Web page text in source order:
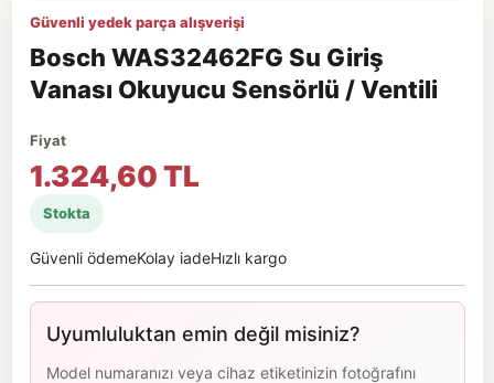
Güvenli yedek parça alışverişi
Bosch WAS32462FG Su Giriş
Vanası Okuyucu Sensörlü / Ventili
Fiyat
1.324,60 TL
Stokta
Güvenli ödemeKolay iadeHızlı kargo
Uyumluluktan emin değil misiniz?
Model numaranızı veya cihaz etiketinizin fotoğrafını